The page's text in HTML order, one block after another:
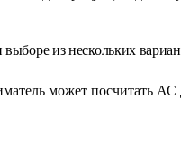
выборе из нескольких
может посчитать АС